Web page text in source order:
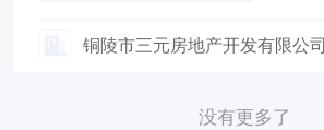
铜陵市三元房地产开发有限公司
没有更多了